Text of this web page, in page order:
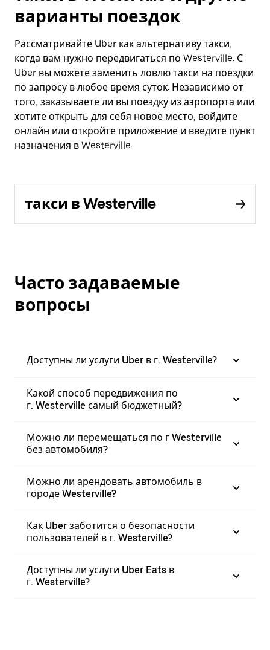
варианты поездок
Рассматривайте Uber как альтернативу такси,
когда вам нужно передвигаться по Westerville. С
Uber вы можете заменить ловлю такси на поездки
по запросу в любое время суток. Независимо от
того, заказываете ли вы поездку из аэропорта или
хотите открыть для себя новое место, войдите
онлайн или откройте приложение и введите пункт
назначения в Westerville.
такси в Westerville
Часто задаваемые
вопросы
Доступны ли услуги Uber в г. Westerville?
Какой способ передвижения по
г. Westerville самый бюджетный?
Можно ли перемещаться по г Westerville
без автомобиля?
Можно ли арендовать автомобиль в
городе Westerville?
Как Uber заботится о безопасности
пользователей в г. Westerville?
Доступны ли услуги Uber Eats в
г. Westerville?